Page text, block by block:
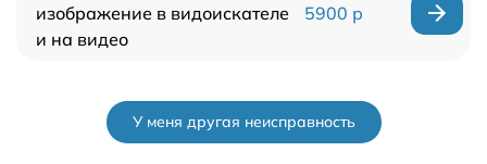
изображение в видоискателе
и на видео
5900 р
У меня другая неисправность